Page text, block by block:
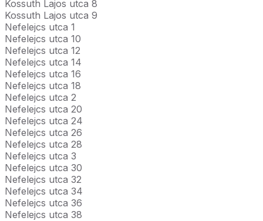
Kossuth Lajos utca 8
Kossuth Lajos utca 9
Nefelejcs utca 1
Nefelejcs utca 10
Nefelejcs utca 12
Nefelejcs utca 14
Nefelejcs utca 16
Nefelejcs utca 18
Nefelejcs utca 2
Nefelejcs utca 20
Nefelejcs utca 24
Nefelejcs utca 26
Nefelejcs utca 28
Nefelejcs utca 3
Nefelejcs utca 30
Nefelejcs utca 32
Nefelejcs utca 34
Nefelejcs utca 36
Nefelejcs utca 38